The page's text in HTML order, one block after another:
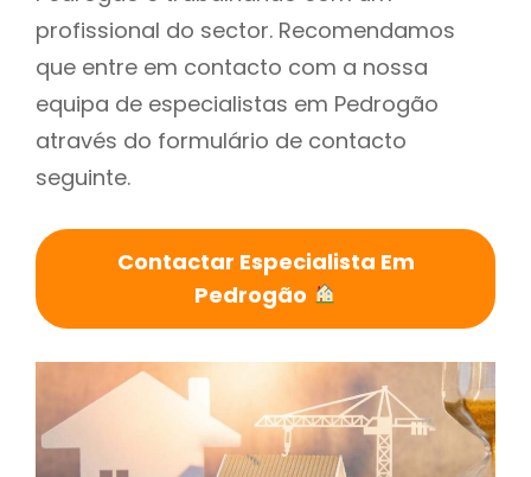
profissional do sector. Recomendamos
que entre em contacto com a nossa
equipa de especialistas em Pedrogão
através do formulário de contacto
seguinte.
Contactar Especialista Em
Pedrogão